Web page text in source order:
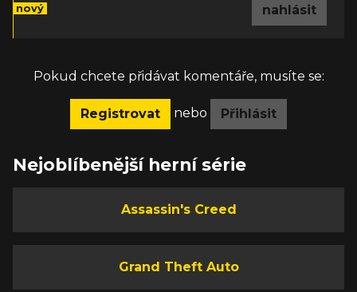
nový nahlásit
Pokud chcete přidávat komentáře, musíte se:
Registrovat nebo Přihlásit
Nejoblíbenější herní série
Assassin's Creed
Grand Theft Auto